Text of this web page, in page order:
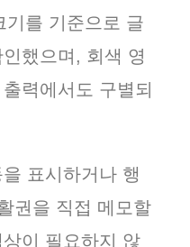
기를 기준으로 글
했으며, 회색 영
력에서도 구별되
표시하거나 행
권을 직접 메모할
이 필요하지 않